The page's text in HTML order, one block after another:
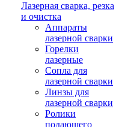
Лазерная сварка, резка
и очистка
Аппараты
лазерной сварки
Горелки
лазерные
Сопла для
лазерной сварки
Линзы для
лазерной сварки
Ролики
подающего